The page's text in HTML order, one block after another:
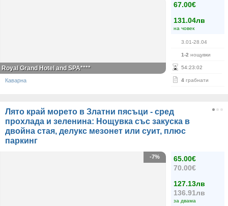
67.00€
131.04лв
на човек
3.01-28.04
1-2 нощувки
54:23:02
4 грабнати
Royal Grand Hotel and SPA****
Каварна
Лято край морето в Златни пясъци - сред
прохлада и зеленина: Нощувка със закуска в
двойна стая, делукс мезонет или суит, плюс
паркинг
65.00€
70.00€
127.13лв
136.91лв
за двама
-7%